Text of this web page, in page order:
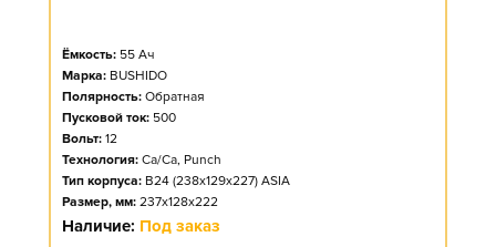
Ёмкость: 55 Ач
Марка: BUSHIDO
Полярность: Обратная
Пусковой ток: 500
Вольт: 12
Технология: Ca/Ca, Punch
Тип корпуса: B24 (238x129x227) ASIA
Размер, мм: 237x128x222
Наличие: Под заказ